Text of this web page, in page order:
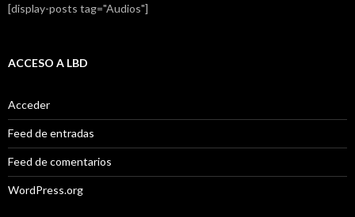
[display-posts tag="Audios"]
ACCESO A LBD
Acceder
Feed de entradas
Feed de comentarios
WordPress.org